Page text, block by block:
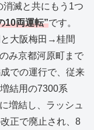
消滅と共にもう1つ
10両運転”です。
大阪梅田→桂間
み京都河原町まで
での運行で、従来
結用の7300系
増結し、ラッシュ
正で廃止され、8